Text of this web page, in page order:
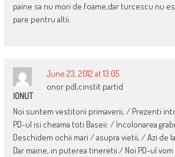
paine sa nu mori de foame,dar turcescu nu
pare pentru altii.
IONUT
June 23, 2012 at 13:05
onor pdl,cinstit partid
Noi suntem vestitorii primaverii, / Prezenti
PD-ul isi cheama toti Baseii: / Incolonarea
Deschidem ochii mari / asupra vietii, / Azi de
Dar maine, in puterea tineretii / Noi PD-ul